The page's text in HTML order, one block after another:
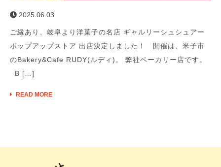
2025.06.03
ご縁あり、岐阜より洋菓子の名店 ギャルリーシュシュアー
ポップアップストア 出店決定しました！ 開催は、米子市
のBakery&Cafe RUDY(ルディ)。 弊社ベーカリー店です。
B […]
READ MORE